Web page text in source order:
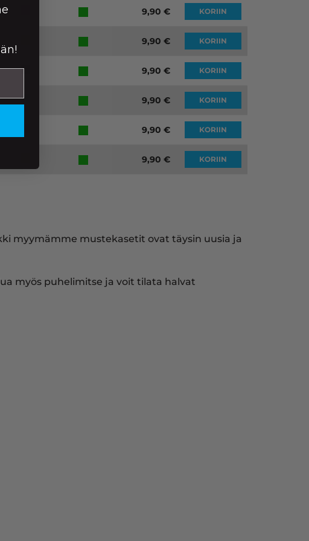
9,90€ KORIIN
9,90€ KORIIN
9,90€ KORIIN
9,90€ KORIIN
9,90€ KORIIN
9,90€ KORIIN
myymämme mustekasetit ovat täysin uusia ja
myös puhelimitse ja voit tilata halvat